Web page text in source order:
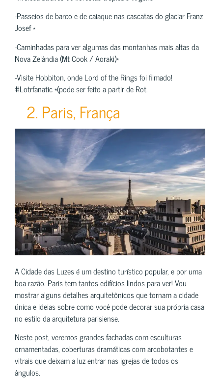
-Passeios de barco e de caiaque nas cascatas do glaciar Franz
Josef *
-Caminhadas para ver algumas das montanhas mais altas da
Nova Zelândia (Mt Cook / Aoraki)*
-Visite Hobbiton, onde Lord of the Rings foi filmado!
#Lotrfanatic *(pode ser feito a partir de Rot.
2. Paris, França
A Cidade das Luzes é um destino turístico popular, e por uma
boa razão. Paris tem tantos edifícios lindos para ver! Vou
mostrar alguns detalhes arquitetônicos que tornam a cidade
única e ideias sobre como você pode decorar sua própria casa
no estilo da arquitetura parisiense.
Neste post, veremos grandes fachadas com esculturas
ornamentadas, coberturas dramáticas com arcobotantes e
vitrais que deixam a luz entrar nas igrejas de todos os
ângulos.